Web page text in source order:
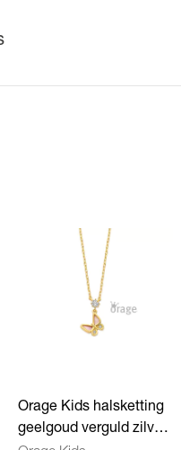
Orage Kids halsketting
geelgoud verguld zilver